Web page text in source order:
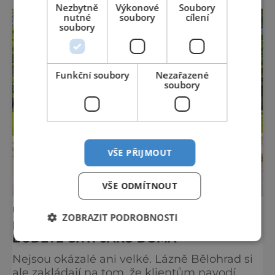
metropole, má ho na seznamu mí
NEJKRÁSNĚJŠÍ PAMÁTKY
MALÝ BĚLOHRAD – MÍSTO, KDE SE
BUDETE CÍTIT JAKO DOMA
Nejsou okázalé ani velké. Lázně Bělohrad si
ale zakládají na tom, že klientům navodí
Nezbytně
nutné
soubory
Výkonové
soubory
Soubory
cílení
Funkční soubory
Nezařazené
soubory
VŠE PŘIJMOUT
VŠE ODMÍTNOUT
ZOBRAZIT PODROBNOSTI